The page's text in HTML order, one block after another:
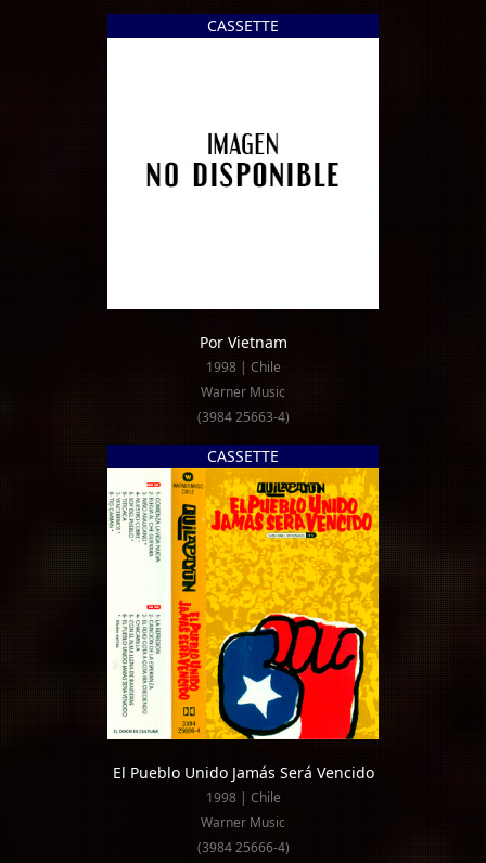
CASSETTE
Por Vietnam
1998 | Chile
Warner Music
(3984 25663-4)
CASSETTE
El Pueblo Unido Jamás Será Vencido
1998 | Chile
Warner Music
(3984 25666-4)